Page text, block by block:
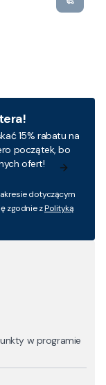
w programie
15% rabatu na
początek, bo
ofert!
dotyczącym
zgodnie zPolityką